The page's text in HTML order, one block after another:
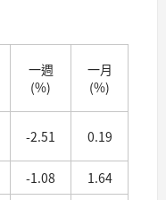
一週
(%)
一月
(%)
-2.51 0.19
-1.08
1.64